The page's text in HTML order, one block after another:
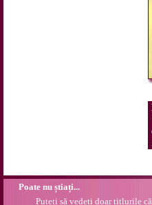
Poate nu știați...
Puteți să vedeți doar titlurile